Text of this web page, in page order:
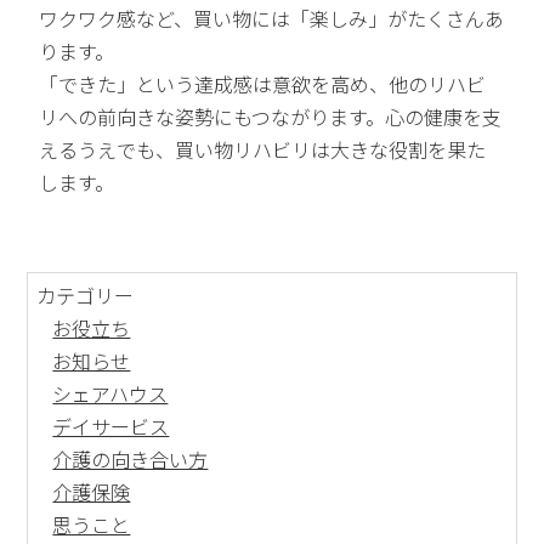
ワクワク感など、買い物には「楽しみ」がたくさんあ
ります。
「できた」という達成感は意欲を高め、他のリハビ
リへの前向きな姿勢にもつながります。心の健康を支
えるうえでも、買い物リハビリは大きな役割を果た
します。
カテゴリー
お役立ち
お知らせ
シェアハウス
デイサービス
介護の向き合い方
介護保険
思うこと